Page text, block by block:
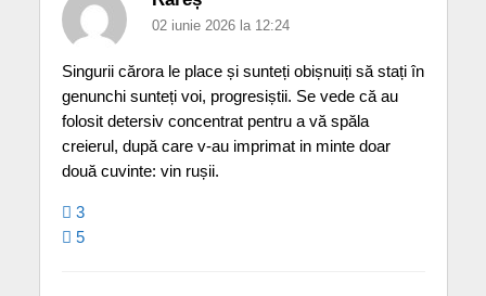
02 iunie 2026 la 12:24
Singurii cărora le place și sunteți obișnuiți să stați în
genunchi sunteți voi, progresiștii. Se vede că au
folosit detersiv concentrat pentru a vă spăla
creierul, după care v-au imprimat in minte doar
două cuvinte: vin rușii.
3
5